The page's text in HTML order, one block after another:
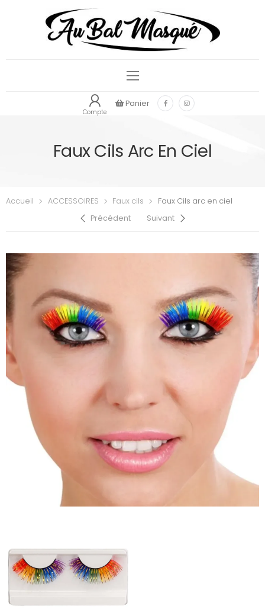
Compte
Panier
Faux Cils Arc En Ciel
Accueil ACCESSOIRES Faux cils
Faux Cils arc en ciel
Précédent
Suivant